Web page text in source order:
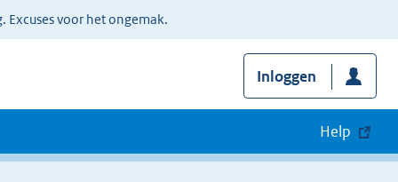
voor het ongemak.
Inloggen
Help